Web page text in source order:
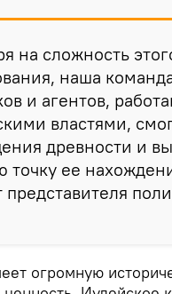
на сложность
наша
и агентов,
властями,
древности и
точку ее
представителя
огромную